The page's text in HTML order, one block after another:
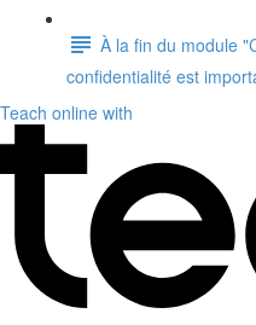
À la fin du module
confidentialité est
Teach online with